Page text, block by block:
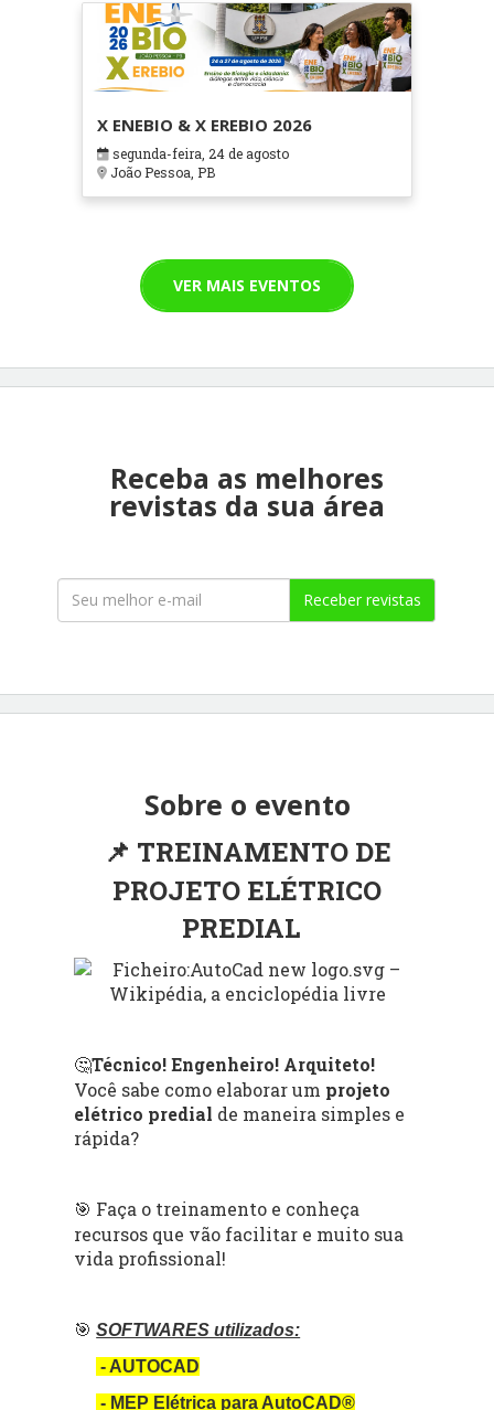
X ENEBIO & X EREBIO 2026
segunda-feira, 24 de agosto
João Pessoa, PB
VER MAIS EVENTOS
Receba as melhores
revistas da sua área
Receber revistas
Sobre o evento
📌 TREINAMENTO DE
PROJETO ELÉTRICO
PREDIAL
🤔Técnico! Engenheiro! Arquiteto!
Você sabe como elaborar um projeto
elétrico predial de maneira simples e
rápida?
🎯 Faça o treinamento e conheça
recursos que vão facilitar e muito sua
vida profissional!
🎯SOFTWARES utilizados:
- AUTOCAD
- MEP Elétrica para AutoCAD®